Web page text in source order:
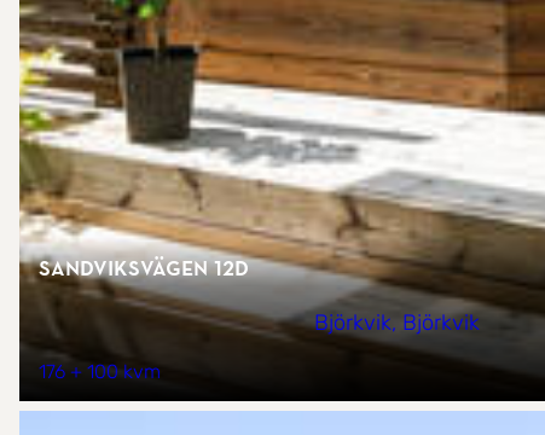
Sandviksvägen 12D
Björkvik, Björkvik
176 + 100 kvm